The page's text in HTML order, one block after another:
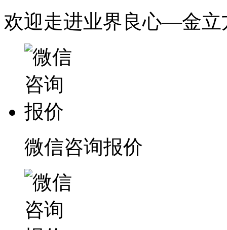
欢迎走进业界良心—金立
微信咨询报价